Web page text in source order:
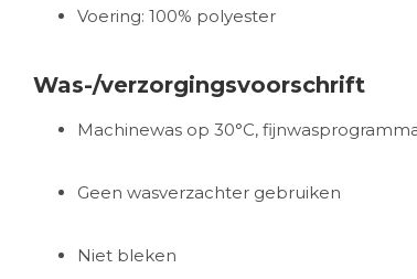
Voering: 100% polyester
Was-/verzorgingsvoorschrift
Machinewas op 30°C,
Geen wasverzachter gebruiken
Niet bleken